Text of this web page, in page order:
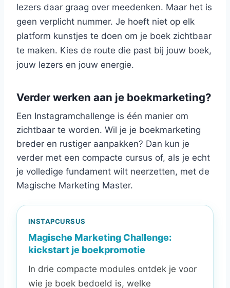
lezers daar graag over meedenken. Maar het is
geen verplicht nummer. Je hoeft niet op elk
platform kunstjes te doen om je boek zichtbaar
te maken. Kies de route die past bij jouw boek,
jouw lezers en jouw energie.
Verder werken aan je boekmarketing?
Een Instagramchallenge is één manier om
zichtbaar te worden. Wil je je boekmarketing
breder en rustiger aanpakken? Dan kun je
verder met een compacte cursus of, als je echt
je volledige fundament wilt neerzetten, met de
Magische Marketing Master.
INSTAPCURSUS
Magische Marketing Challenge:
kickstart je boekpromotie
In drie compacte modules ontdek je voor
wie je boek bedoeld is, welke